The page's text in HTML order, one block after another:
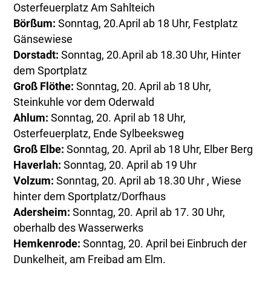
Osterfeuerplatz Am Sahlteich
Börßum: Sonntag, 20.April ab 18 Uhr, Festplatz
Gänsewiese
Dorstadt: Sonntag, 20.April ab 18.30 Uhr, Hinter
dem Sportplatz
Groß Flöthe: Sonntag, 20. April ab 18 Uhr,
Steinkuhle vor dem Oderwald
Ahlum:Sonntag, 20. April ab 18 Uhr,
Osterfeuerplatz, Ende Sylbeeksweg
Groß Elbe: Sonntag, 20. April ab 18 Uhr, Elber Berg
Haverlah: Sonntag, 20. April ab 19 Uhr
Volzum: Sonntag, 20. April ab 18.30 Uhr , Wiese
hinter dem Sportplatz/Dorfhaus
Adersheim: Sonntag, 20. April ab 17. 30 Uhr,
oberhalb des Wasserwerks
Hemkenrode:Sonntag, 20. April bei Einbruch der
Dunkelheit, am Freibad am Elm.